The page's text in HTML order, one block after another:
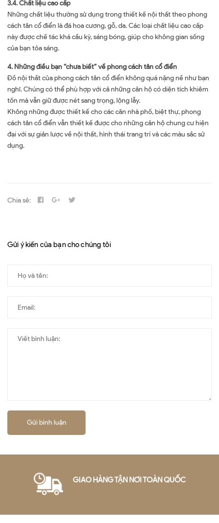
3.4. Chất liệu cao cấp
Những chất liệu thường sử dụng trong thiết kế nội thất theo phong
cách tân cổ điển là đá hoa cương, gỗ, da. Các loại chất liệu cao cấp
này được chế tác khá cầu kỳ, sáng bóng, giúp cho không gian sống
của bạn tỏa sáng.
4. Những điều bạn “chưa biết” về phong cách tân cổ điển
Đồ nội thất của phong cách tân cổ điển không quá nặng nề như bạn
nghĩ. Chúng có thể phù hợp với cả những căn hộ có diện tích khiêm
tốn mà vẫn giữ được nét sang trọng, lộng lẫy.
Không những được thiết kế cho các căn nhà phố, biệt thự, phong
cách tân cổ điển vẫn thiết kế được cho những căn hộ chung cư hiện
đại với sự giản lược về nội thất, hình thái trang trí và các màu sắc sử
dụng.
Chia sẻ:
Gửi ý kiến của bạn cho chúng tôi
Gửi bình luận
GIAO HÀNG TẬN NƠI TOÀN QUỐC